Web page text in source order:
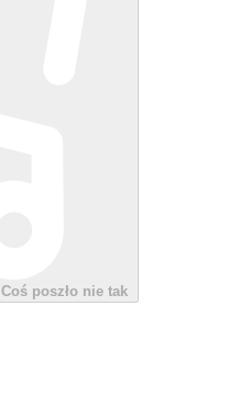
Coś poszło nie tak